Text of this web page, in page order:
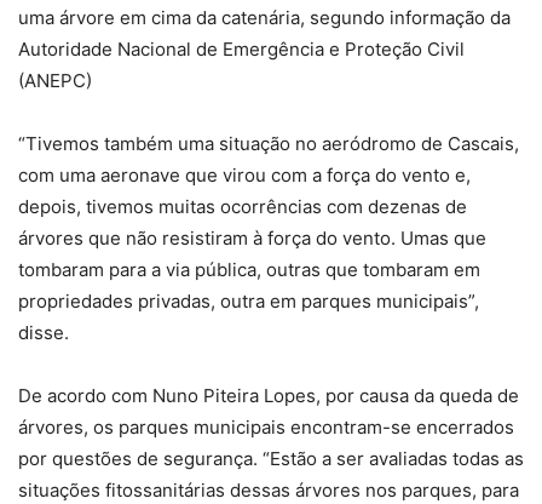
uma árvore em cima da catenária, segundo informação da
Autoridade Nacional de Emergência e Proteção Civil
(ANEPC)
“Tivemos também uma situação no aeródromo de Cascais,
com uma aeronave que virou com a força do vento e,
depois, tivemos muitas ocorrências com dezenas de
árvores que não resistiram à força do vento. Umas que
tombaram para a via pública, outras que tombaram em
propriedades privadas, outra em parques municipais”,
disse.
De acordo com Nuno Piteira Lopes, por causa da queda de
árvores, os parques municipais encontram-se encerrados
por questões de segurança. “Estão a ser avaliadas todas as
situações fitossanitárias dessas árvores nos parques, para